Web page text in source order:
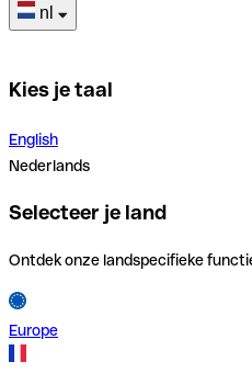
nl
Kies je taal
English
Nederlands
Selecteer je land
Ontdek onze landspecifieke
Europe